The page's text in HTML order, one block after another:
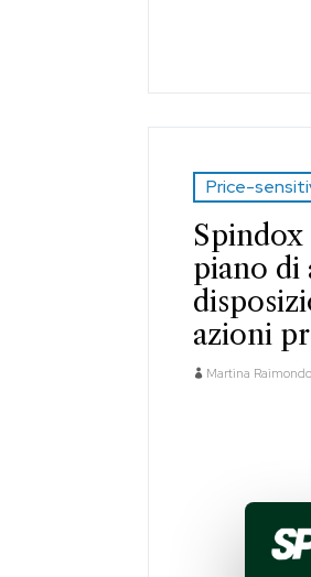
Price-
Spindox
piano di
azioni
Martina Raimondo